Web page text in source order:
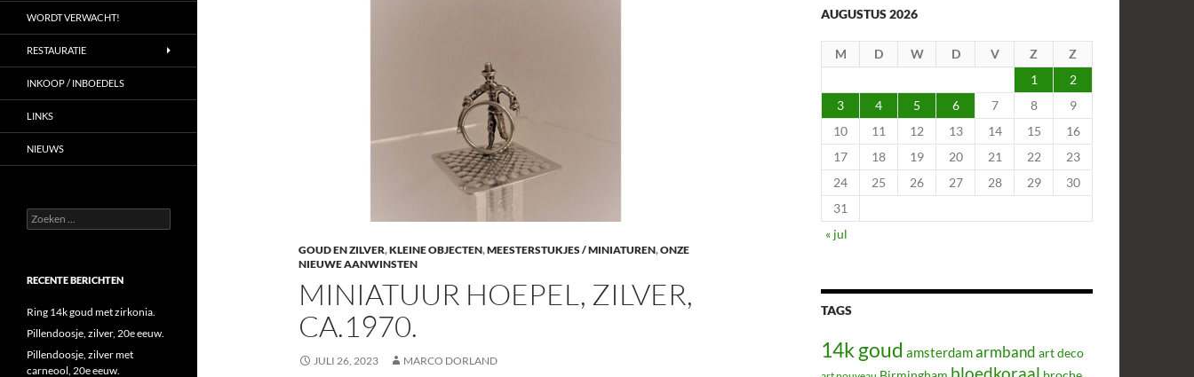
GOUD EN ZILVER,KLEINE OBJECTEN,MEESTERSTUKJES / MINIATUREN,ONZE
NIEUWE AANWINSTEN
MINIATUUR HOEPEL, ZILVER,
CA.1970.
JULI 26, 2023 MARCO DORLAND
AUGUSTUS 2026
M D W D V Z
Z
1
2
3
4 5 6 7 8
9
10
11 12 13 14 15
16
17
18 19 20 21 22
23
24
25 26 27 28 29
30
31
« jul
TAGS
14k goud amsterdamarmband art deco
WORDT VERWACHT!
RESTAURATIE
INKOOP / INBOEDELS
LINKS
NIEUWS
Zoeken
naar:
RECENTE BERICHTEN
Ring 14k goud met zirkonia.
Pillendoosje, zilver, 20e eeuw.
Pillendoosje, zilver met
carneool, 20e eeuw.